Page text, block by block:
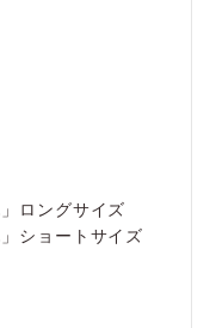
ロングサイズ
ショートサイズ